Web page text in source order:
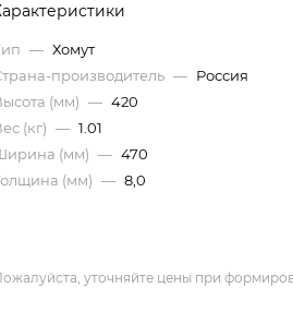
— Хомут
производитель — Россия
(мм) — 420
(кг) — 1.01
(мм) — 470
(мм) — 8,0
уточняйте цены при